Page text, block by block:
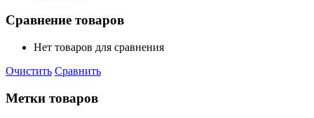
Сравнение товаров
Нет товаров для сравнения
Очистить Сравнить
Метки товаров